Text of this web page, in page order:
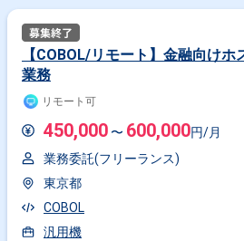
【COBOL/リモート】金融向け
業務
リモート可
450,000 〜 600,000円/月
業務委託(フリーランス)
東京都
COBOL
汎用機
特徴で絞り込む
汎用機 × 在宅・リモート
その他の条件で検索する